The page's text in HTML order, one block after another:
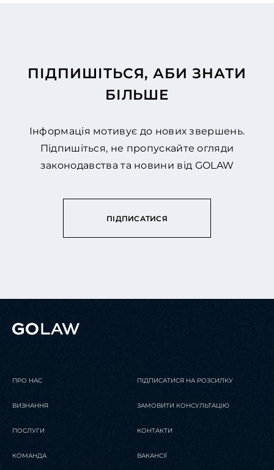
ПІДПИШІТЬСЯ, АБИ ЗНАТИ
БІЛЬШЕ
Інформація мотивує до нових звершень.
Підпишіться, не пропускайте огляди
законодавства та новини від GOLAW
ПІДПИСАТИСЯ
ПРО НАС
ВИЗНАННЯ
ПОСЛУГИ
КОМАНДА
ПІДПИСАТИСЯ НА РОЗСИЛКУ
ЗАМОВИТИ КОНСУЛЬТАЦІЮ
КОНТАКТИ
ВАКАНСІЇ